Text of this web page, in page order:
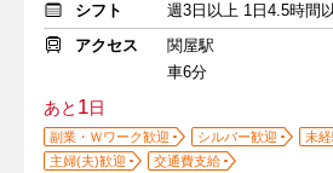
シフト
週3日以上 1日4.5時間
アクセス
関屋駅
車6分
あと 1日
副業・Ｗワーク歓迎 シルバー歓迎
未
主婦(夫)歓迎
交通費支給